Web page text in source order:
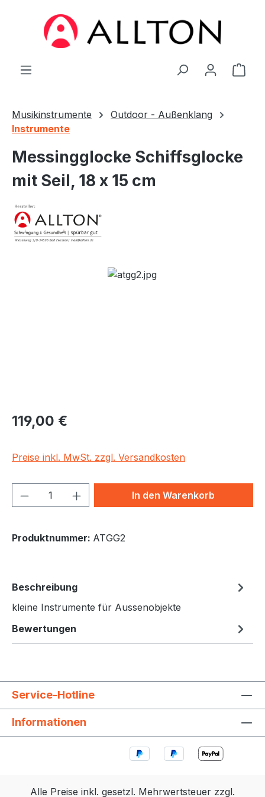
Zum Hauptinhalt springen
Musikinstrumente
Outdoor - Außenklang
Instrumente
Messingglocke Schiffsglocke
mit Seil, 18 x 15 cm
Bildergalerie überspringen
Regulärer Preis:
119,00 €
Preise inkl. MwSt. zzgl. Versandkosten
Produkt Anzahl: Gib denIn den Warenkorb
Produktnummer: ATGG2
Beschreibung
kleine Instrumente für Aussenobjekte
Bewertungen
Service-Hotline
Informationen
Alle Preise inkl. gesetzl. Mehrwertsteuer zzgl.